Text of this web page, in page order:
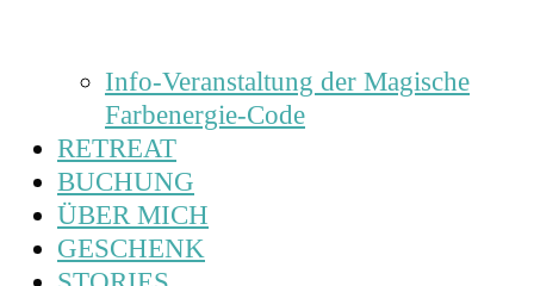
Info-Veranstaltung der Magische
Farbenergie-Code
RETREAT
BUCHUNG
ÜBER MICH
GESCHENK